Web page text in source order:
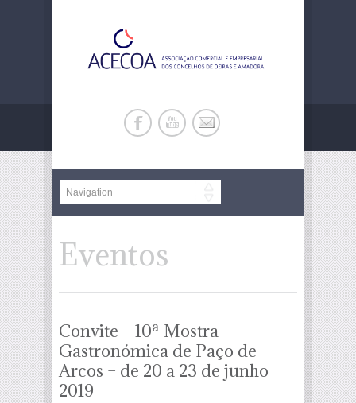
Eventos
Convite – 10ª Mostra
Gastronómica de Paço de
Arcos – de 20 a 23 de junho
2019